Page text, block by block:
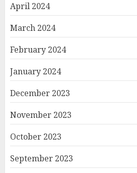
April 2024
March 2024
February 2024
January 2024
December 2023
November 2023
October 2023
September 2023